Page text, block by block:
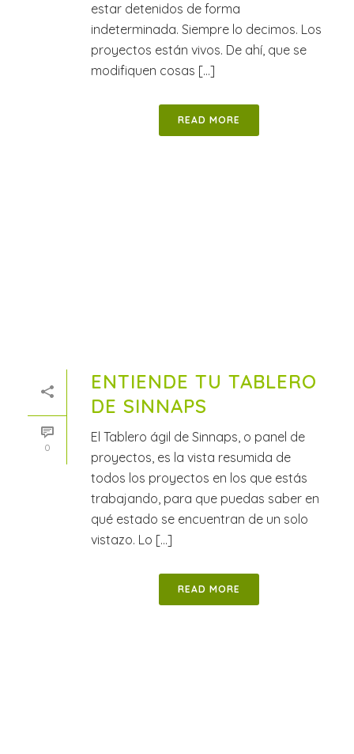
estar detenidos de forma
indeterminada. Siempre lo decimos. Los
proyectos están vivos. De ahí, que se
modifiquen cosas [...]
READ MORE
0
ENTIENDE TU TABLERO
DE SINNAPS
El Tablero ágil de Sinnaps, o panel de
proyectos, es la vista resumida de
todos los proyectos en los que estás
trabajando, para que puedas saber en
qué estado se encuentran de un solo
vistazo. Lo [...]
READ MORE